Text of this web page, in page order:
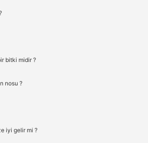
bitki midir ?
nosu ?
iyi gelir mi ?